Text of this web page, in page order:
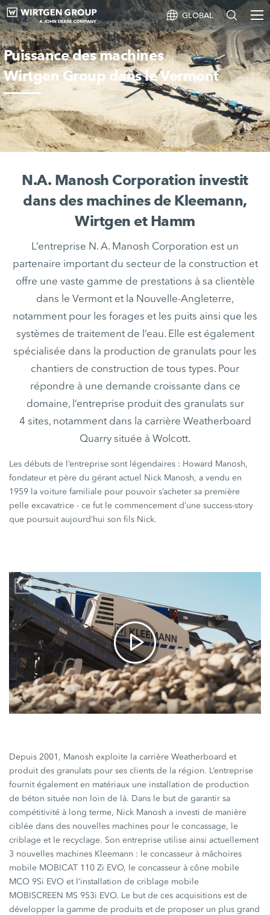
GLOBAL
Puissance des machines
Wirtgen Group dans le Vermont
N.A. Manosh Corporation investit
dans des machines de Kleemann,
Wirtgen et Hamm
L’entreprise N. A. Manosh Corporation est un
partenaire important du secteur de la construction et
offre une vaste gamme de prestations à sa clientèle
dans le Vermont et la Nouvelle-Angleterre,
notamment pour les forages et les puits ainsi que les
systèmes de traitement de l’eau. Elle est également
spécialisée dans la production de granulats pour les
chantiers de construction de tous types. Pour
répondre à une demande croissante dans ce
domaine, l’entreprise produit des granulats sur
4 sites, notamment dans la carrière Weatherboard
Quarry située à Wolcott.
Les débuts de l’entreprise sont légendaires : Howard Manosh,
fondateur et père du gérant actuel Nick Manosh, a vendu en
1959 la voiture familiale pour pouvoir s’acheter sa première
pelle excavatrice - ce fut le commencement d’une success-story
que poursuit aujourd’hui son fils Nick.
Depuis 2001, Manosh exploite la carrière Weatherboard et
produit des granulats pour ses clients de la région. L’entreprise
fournit également en matériaux une installation de production
de béton située non loin de là. Dans le but de garantir sa
compétitivité à long terme, Nick Manosh a investi de manière
ciblée dans des nouvelles machines pour le concassage, le
criblage et le recyclage. Son entreprise utilise ainsi actuellement
3 nouvelles machines Kleemann : le concasseur à mâchoires
mobile MOBICAT 110 Zi EVO, le concasseur à cône mobile
MCO 9Si EVO et l’installation de criblage mobile
MOBISCREEN MS 953i EVO. Le but de ces acquisitions est de
développer la gamme de produits et de proposer un plus grand